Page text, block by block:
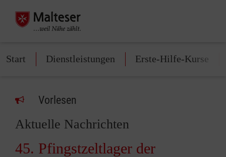
Start Dienstleistungen Erste-Hilfe-Kurse
Vorlesen
Aktuelle Nachrichten
45. Pfingstzeltlager der